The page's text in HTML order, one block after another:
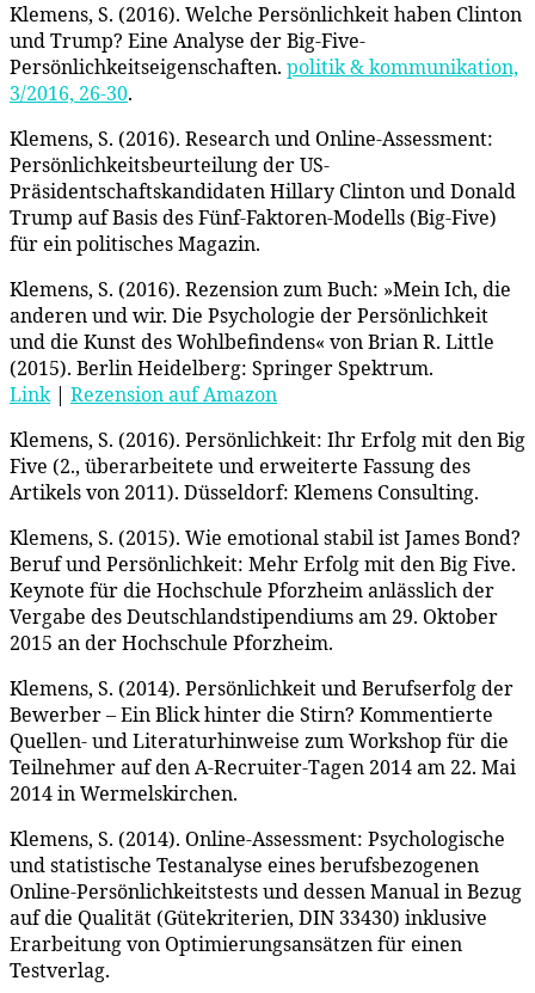
Klemens, S. (2016). Welche Persönlichkeit haben Clinton
und Trump? Eine Analyse der Big-Five-
Persönlichkeitseigenschaften. politik & kommunikation,
3/2016, 26-30.
Klemens, S. (2016). Research und Online-Assessment:
Persönlichkeitsbeurteilung der US-
Präsidentschaftskandidaten Hillary Clinton und Donald
Trump auf Basis des Fünf-Faktoren-Modells (Big-Five)
für ein politisches Magazin.
Klemens, S. (2016). Rezension zum Buch: »Mein Ich, die
anderen und wir. Die Psychologie der Persönlichkeit
und die Kunst des Wohlbefindens« von Brian R. Little
(2015). Berlin Heidelberg: Springer Spektrum.
Link| Rezension auf Amazon
Klemens, S. (2016). Persönlichkeit: Ihr Erfolg mit den Big
Five (2., überarbeitete und erweiterte Fassung des
Artikels von 2011). Düsseldorf: Klemens Consulting.
Klemens, S. (2015). Wie emotional stabil ist James Bond?
Beruf und Persönlichkeit: Mehr Erfolg mit den Big Five.
Keynote für die Hochschule Pforzheim anlässlich der
Vergabe des Deutschlandstipendiums am 29. Oktober
2015 an der Hochschule Pforzheim.
Klemens, S. (2014). Persönlichkeit und Berufserfolg der
Bewerber – Ein Blick hinter die Stirn? Kommentierte
Quellen- und Literaturhinweise zum Workshop für die
Teilnehmer auf den A-Recruiter-Tagen 2014 am 22. Mai
2014 in Wermelskirchen.
Klemens, S. (2014). Online-Assessment: Psychologische
und statistische Testanalyse eines berufsbezogenen
Online-Persönlichkeitstests und dessen Manual in Bezug
auf die Qualität (Gütekriterien, DIN 33430) inklusive
Erarbeitung von Optimierungsansätzen für einen
Testverlag.